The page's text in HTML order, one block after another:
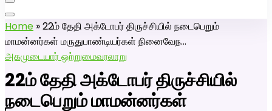
Home »22ம் தேதி அக்டோபர் திருச்சியில் நடைபெறும்
மாமன்னர்கள் மருதுபாண்டியர்கள் நினைவேந…
அகமுடையார் ஒற்றுமைவரலாறு
22ம் தேதி அக்டோபர் திருச்சியில்
நடைபெறும் மாமன்னர்கள்